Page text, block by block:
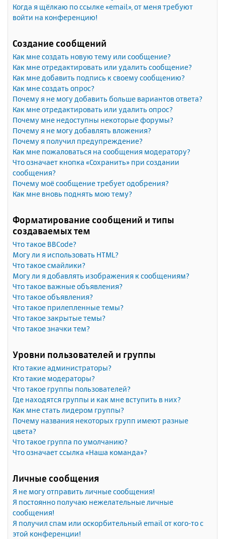
Когда я щёлкаю по ссылке «email», от меня требуют
войти на конференцию!
Создание сообщений
Как мне создать новую тему или сообщение?
Как мне отредактировать или удалить сообщение?
Как мне добавить подпись к своему сообщению?
Как мне создать опрос?
Почему я не могу добавить больше вариантов ответа?
Как мне отредактировать или удалить опрос?
Почему мне недоступны некоторые форумы?
Почему я не могу добавлять вложения?
Почему я получил предупреждение?
Как мне пожаловаться на сообщения модератору?
Что означает кнопка «Сохранить» при создании
сообщения?
Почему моё сообщение требует одобрения?
Как мне вновь поднять мою тему?
Форматирование сообщений и типы
создаваемых тем
Что такое BBCode?
Могу ли я использовать HTML?
Что такое смайлики?
Могу ли я добавлять изображения к сообщениям?
Что такое важные объявления?
Что такое объявления?
Что такое прилепленные темы?
Что такое закрытые темы?
Что такое значки тем?
Уровни пользователей и группы
Кто такие администраторы?
Кто такие модераторы?
Что такое группы пользователей?
Где находятся группы и как мне вступить в них?
Как мне стать лидером группы?
Почему названия некоторых групп имеют разные
цвета?
Что такое группа по умолчанию?
Что означает ссылка «Наша команда»?
Личные сообщения
Я не могу отправить личные сообщения!
Я постоянно получаю нежелательные личные
сообщения!
Я получил спам или оскорбительный email от кого-то с
этой конференции!